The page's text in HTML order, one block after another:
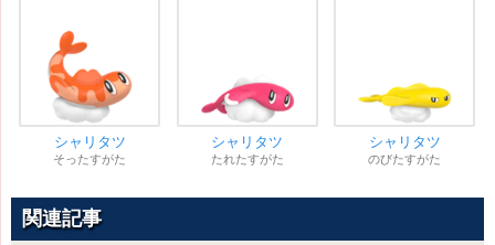
シャリタツ
そったすがた
シャリタツ
たれたすがた
シャリタツ
のびたすがた
関連記事